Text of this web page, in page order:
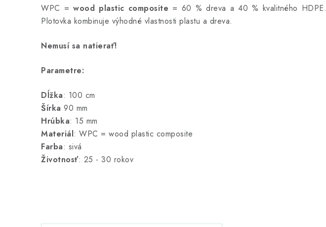
WPC = wood plastic composite = 60 % dreva a 40 % kvalitného HDPE.
Plotovka kombinuje výhodné vlastnosti plastu a dreva.
Nemusí sa natierať!
Parametre:
Dĺžka: 100 cm
Šírka 90 mm
Hrúbka: 15 mm
Materiál: WPC = wood plastic composite
Farba: sivá
Životnosť: 25 - 30 rokov